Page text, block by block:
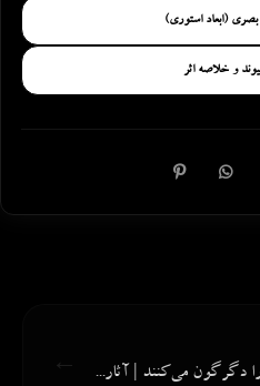
(ابعاد استوری)
و خلاصه اثر
←